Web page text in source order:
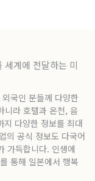
계에 전달하는 미
국인 분들께 다양한
니라 호텔과 온천, 음
지 다양한 정보를 최대
의 공식 정보도 다국어
가득합니다. 인생에
통해 일본에서 행복